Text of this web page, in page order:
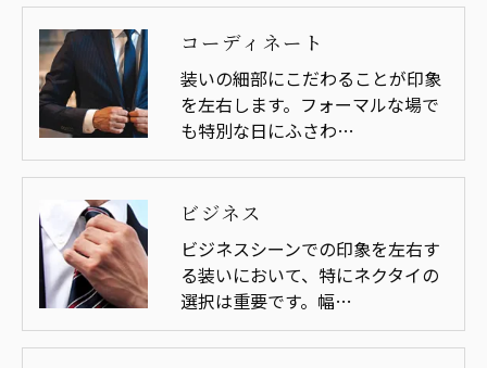
コーディネート
装いの細部にこだわることが印象
を左右します。フォーマルな場で
も特別な日にふさわ…
ビジネス
ビジネスシーンでの印象を左右す
る装いにおいて、特にネクタイの
選択は重要です。幅…